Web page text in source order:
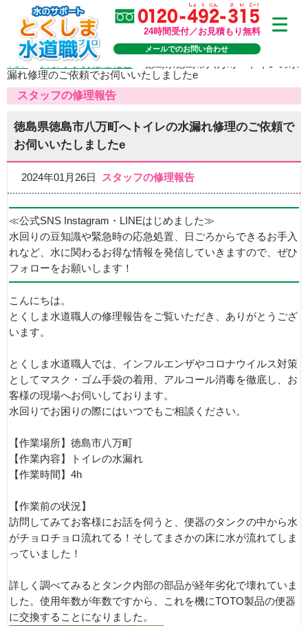
24時間受付／お見積もり無料
メールでのお問い合わせ
TOP>スタッフの修理報告
漏れ修理のご依頼でお伺いいたしましたe
スタッフの修理報告
徳島県徳島市八万町へトイレの水漏れ修理のご依頼で
お伺いいたしましたe
2024年01月26日 スタッフの修理報告
≪公式SNS Instagram・LINEはじめました≫
水回りの豆知識や緊急時の応急処置、日ごろからできるお手入
れなど、水に関わるお得な情報を発信していきますので、ぜひ
フォローをお願いします！
こんにちは。
とくしま水道職人の修理報告をご覧いただき、ありがとうござ
います。
とくしま水道職人では、インフルエンザやコロナウイルス対策
としてマスク・ゴム手袋の着用、アルコール消毒を徹底し、お
客様の現場へお伺いしております。
水回りでお困りの際にはいつでもご相談ください。
【作業場所】徳島市八万町
【作業内容】トイレの水漏れ
【作業時間】4h
【作業前の状況】
訪問してみてお客様にお話を伺うと、便器のタンクの中から水
がチョロチョロ流れてる！そしてまさかの床に水が流れてしま
っていました！
詳しく調べてみるとタンク内部の部品が経年劣化で壊れていま
した。使用年数が年数ですから、これを機にTOTO製品の便器
に交換することになりました。